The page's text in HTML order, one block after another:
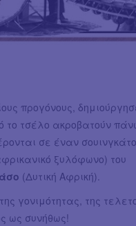
προγόνους,
το τσέλο ακροβατούν
σε έναν
ξυλόφωνο) του
(Δυτική Αφρική).
γονιμότητας, της
ως συνήθως!